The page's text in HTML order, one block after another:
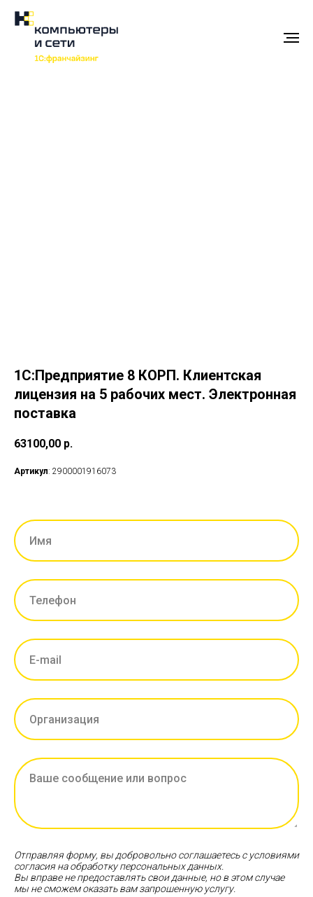
1С:Предприятие 8 КОРП. Клиентская
лицензия на 5 рабочих мест. Электронная
поставка
63100,00 р.
Артикул: 2900001916073
Отправляя форму, вы добровольно соглашаетесь с условиями
согласия на обработку персональных данных.
Вы вправе не предоставлять свои данные, но в этом случае
мы не сможем оказать вам запрошенную услугу.